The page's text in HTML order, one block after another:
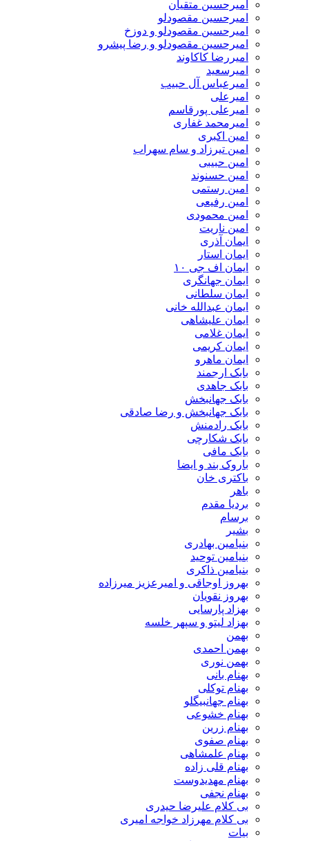
امیرحسین متقیان
امیرحسین مقصودلو
امیرحسین مقصودلو و دوزخ
امیرحسین مقصودلو و رضا پیشرو
امیررضا کاکاوند
امیرسعید
امیرعباس آل حبیب
امیرعلی
امیرعلی پورقاسم
امیرمحمد غفاری
امین اکبری
امین تیرزاد و سام سهراب
امین حبیبی
امین حسنوند
امین رستمی
امین رفیعی
امین محمودی
امین ناریت
ایمان آذری
ایمان استار
ایمان اف جی ۱۰
ایمان جهانگری
ایمان سلطانی
ایمان عبدالله خانی
ایمان علیشاهی
ایمان غلامی
ایمان کریمی
ایمان ماهرو
بابک ارجمند
بابک جاهدی
بابک جهانبخش
بابک جهانبخش و رضا صادقی
بابک رادمنش
بابک شکارچی
بابک مافی
باروک بند و ایضا
باکتری خان
باهر
بردیا مقدم
برسام
بشیر
بنیامین بهادری
بنیامین توحید
بنیامین ذاکری
بهروز اوجاقی و امیرعزیز میرزاده
بهروز نقویان
بهزاد پارسایی
بهزاد لیتو و سپهر خلسه
بهمن
بهمن احمدی
بهمن نوری
بهنام بانی
بهنام توکلی
بهنام جهانبیگلو
بهنام خشوعی
بهنام زرین
بهنام صفوی
بهنام علمشاهی
بهنام قلی زاده
بهنام مهدیدوست
بهنام نجفی
بی کلام علیرضا حیدری
بی کلام مهرزاد خواجه امیری
بیات